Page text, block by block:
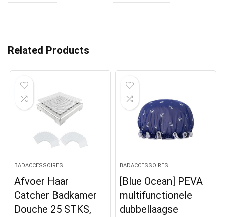
Related Products
BADACCESSOIRES
Afvoer Haar
Catcher Badkamer
Douche 25 STKS,
BADACCESSOIRES
[Blue Ocean] PEVA
multifunctionele
dubbellaagse